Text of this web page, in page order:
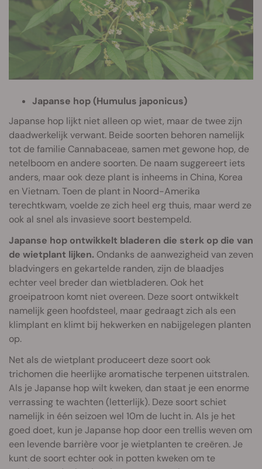
Japanse hop (Humulus japonicus)
Japanse hop lijkt niet alleen op wiet, maar de twee zijn
daadwerkelijk verwant. Beide soorten behoren namelijk
tot de familie Cannabaceae, samen met gewone hop, de
netelboom en andere soorten. De naam suggereert iets
anders, maar ook deze plant is inheems in China, Korea
en Vietnam. Toen de plant in Noord-Amerika
terechtkwam, voelde ze zich heel erg thuis, maar werd ze
ook al snel als invasieve soort bestempeld.
Japanse hop ontwikkelt bladeren die sterk op die van
de wietplant lijken. Ondanks de aanwezigheid van zeven
bladvingers en gekartelde randen, zijn de blaadjes
echter veel breder dan wietbladeren. Ook het
groeipatroon komt niet overeen. Deze soort ontwikkelt
namelijk geen hoofdsteel, maar gedraagt zich als een
klimplant en klimt bij hekwerken en nabijgelegen planten
op.
Net als de wietplant produceert deze soort ook
trichomen die heerlijke aromatische terpenen uitstralen.
Als je Japanse hop wilt kweken, dan staat je een enorme
verrassing te wachten (letterlijk). Deze soort schiet
namelijk in één seizoen wel 10m de lucht in. Als je het
goed doet, kun je Japanse hop door een trellis weven om
een levende barrière voor je wietplanten te creëren. Je
kunt de soort echter ook in potten kweken om te